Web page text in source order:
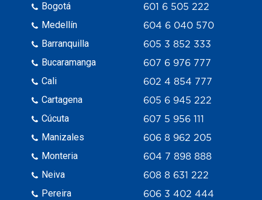
Bogotá
Medellín
Barranquilla
Bucaramanga
Cali
Cartagena
Cúcuta
Manizales
Monteria
Neiva
Pereira
601 6 505 222
604 6 040 570
605 3 852 333
607 6 976 777
602 4 854 777
605 6 945 222
607 5 956 111
606 8 962 205
604 7 898 888
608 8 631 222
606 3 402 444